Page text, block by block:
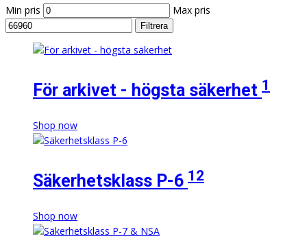
Min pris Max pris
Filtrera
För arkivet - högsta säkerhet 1
Shop now
Säkerhetsklass P-6 12
Shop now